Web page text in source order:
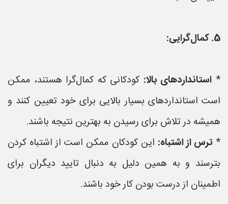
5. کمال‌گرایی:
* استانداردهای بالا: کودکانی که کمال‌گرا هستند، ممکن
است استانداردهای بسیار بالایی برای خود تعیین کنند و
همیشه در تلاش برای رسیدن به بهترین نتیجه باشند.
*ترس از اشتباه: این کودکان ممکن است از اشتباه کردن
بترسند و به همین دلیل به دنبال تایید دیگران برای
اطمینان از درست بودن کار خود باشند.